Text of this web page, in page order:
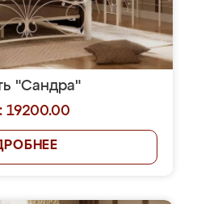
"Сандра"
19200.00